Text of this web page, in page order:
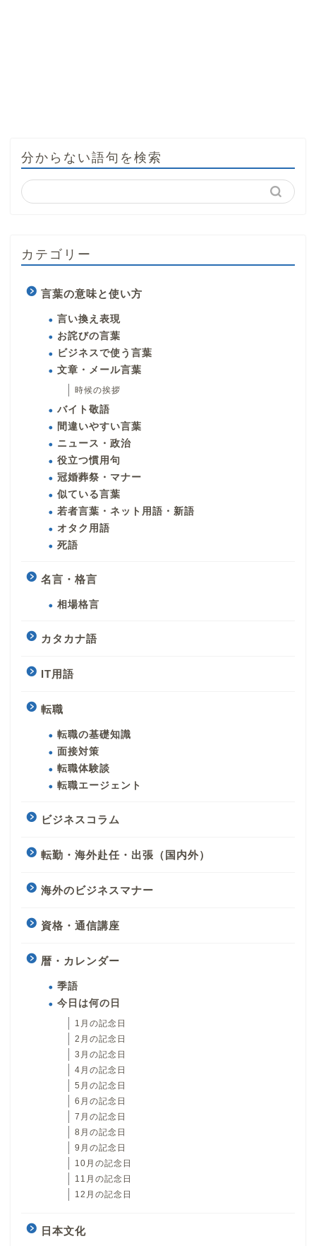
分からない語句を検索
カテゴリー
言葉の意味と使い方
言い換え表現
お詫びの言葉
ビジネスで使う言葉
文章・メール言葉
時候の挨拶
バイト敬語
間違いやすい言葉
ニュース・政治
役立つ慣用句
冠婚葬祭・マナー
似ている言葉
若者言葉・ネット用語・新語
オタク用語
死語
名言・格言
相場格言
カタカナ語
IT用語
転職
転職の基礎知識
面接対策
転職体験談
転職エージェント
ビジネスコラム
転勤・海外赴任・出張（国内外）
海外のビジネスマナー
資格・通信講座
暦・カレンダー
季語
今日は何の日
1月の記念日
2月の記念日
3月の記念日
4月の記念日
5月の記念日
6月の記念日
7月の記念日
8月の記念日
9月の記念日
10月の記念日
11月の記念日
12月の記念日
日本文化